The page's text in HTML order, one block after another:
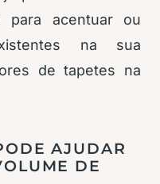
para acentuar ou
na sua
de tapetes na
AJUDAR
DE